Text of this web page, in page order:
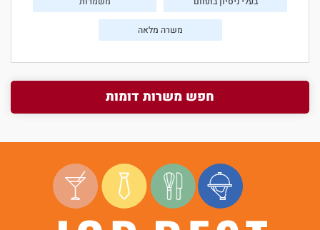
משרה מלאה
חפש משרות דומות